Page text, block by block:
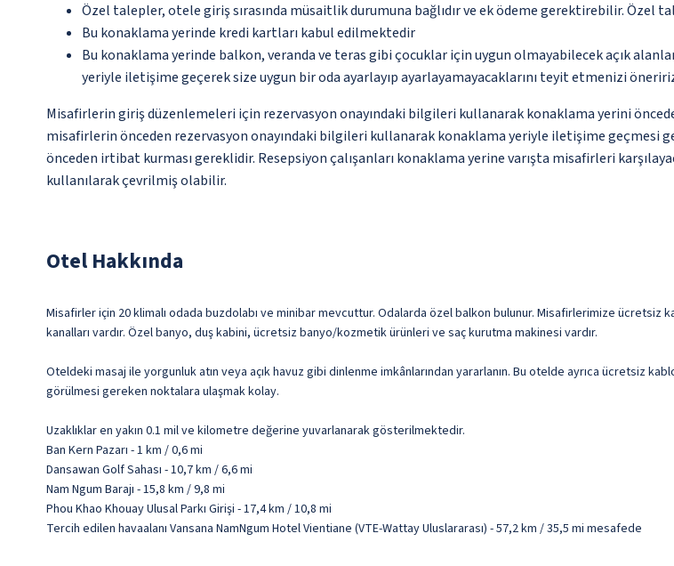
Özel talepler, otele giriş sırasında müsaitlik durumuna bağlıdır ve ek ödeme gerektirebilir. Özel
Bu konaklama yerinde kredi kartları kabul edilmektedir
Bu konaklama yerinde balkon, veranda ve teras gibi çocuklar için uygun olmayabilecek açık
yeriyle iletişime geçerek size uygun bir oda ayarlayıp ayarlayamayacaklarını teyit etmenizi
Misafirlerin giriş düzenlemeleri için rezervasyon onayındaki bilgileri kullanarak konaklama yerini
misafirlerin önceden rezervasyon onayındaki bilgileri kullanarak konaklama yeriyle iletişime geçmesi
önceden irtibat kurması gereklidir. Resepsiyon çalışanları konaklama yerine varışta misafirleri
kullanılarak çevrilmiş olabilir.
Otel Hakkında
Misafirler için 20 klimalı odada buzdolabı ve minibar mevcuttur. Odalarda özel balkon bulunur. Misafirlerimize
kanalları vardır. Özel banyo, duş kabini, ücretsiz banyo/kozmetik ürünleri ve saç kurutma makinesi vardır.
Oteldeki masaj ile yorgunluk atın veya açık havuz gibi dinlenme imkânlarından yararlanın. Bu otelde ayrıca ücretsiz
görülmesi gereken noktalara ulaşmak kolay.
Uzaklıklar en yakın 0.1 mil ve kilometre değerine yuvarlanarak gösterilmektedir.
Ban Kern Pazarı - 1 km / 0,6 mi
Dansawan Golf Sahası - 10,7 km / 6,6 mi
Nam Ngum Barajı - 15,8 km / 9,8 mi
Phou Khao Khouay Ulusal Parkı Girişi - 17,4 km / 10,8 mi
Tercih edilen havaalanı Vansana NamNgum Hotel Vientiane (VTE-Wattay Uluslararası) - 57,2 km / 35,5 mi mesafede